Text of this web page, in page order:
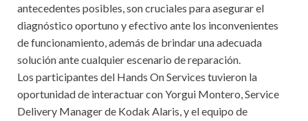
antecedentes posibles, son cruciales para asegurar el
diagnóstico oportuno y efectivo ante los inconvenientes
de funcionamiento, además de brindar una adecuada
solución ante cualquier escenario de reparación.
Los participantes del Hands On Services tuvieron la
oportunidad de interactuar con Yorgui Montero, Service
Delivery Manager de Kodak Alaris, y el equipo de